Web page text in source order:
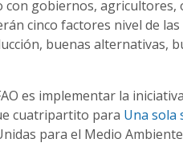
gobiernos, agricultores,
cinco factores nivel de
buenas alternativas,
es implementar la
cuatripartito para Una sola
para el Medio